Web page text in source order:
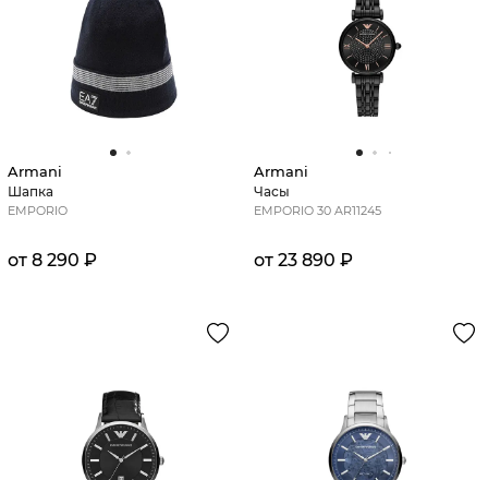
Armani
Шапка
EMPORIO
от 8 290 ₽
Armani
Часы
EMPORIO 30 AR11245
от 23 890 ₽